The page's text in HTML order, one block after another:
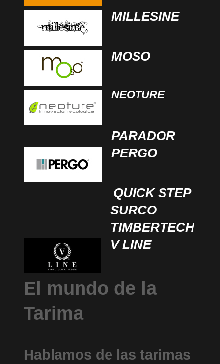
MILLESINE
MOSO
NEOTURE
PARADOR
PERGO
QUICK STEP
SURCO
TIMBERTECH
V LINE
El mundo de la
Tarima
Hablamos de las tarimas